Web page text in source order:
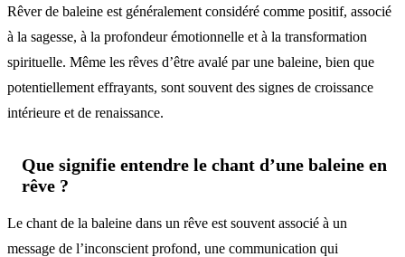
Rêver de baleine est généralement considéré comme positif, associé
à la sagesse, à la profondeur émotionnelle et à la transformation
spirituelle. Même les rêves d’être avalé par une baleine, bien que
potentiellement effrayants, sont souvent des signes de croissance
intérieure et de renaissance.
Que signifie entendre le chant d’une baleine en
rêve ?
Le chant de la baleine dans un rêve est souvent associé à un
message de l’inconscient profond, une communication qui